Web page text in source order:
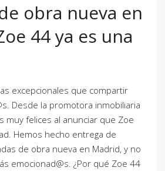
obra nueva en
44 ya es una
excepcionales que compartir
Desde la promotora inmobiliaria
muy felices al anunciar que Zoe
Hemos hecho entrega de
de obra nueva en Madrid, y no
emocionad@s. ¿Por qué Zoe 44